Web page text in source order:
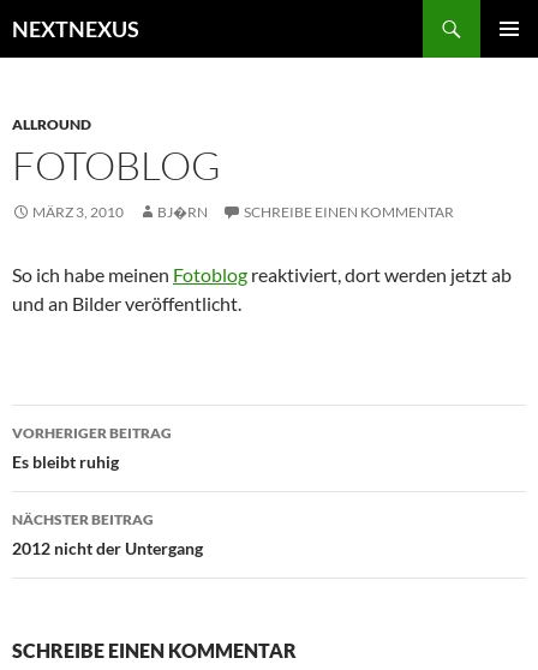
Inhalt
NEXTNEXUS
ALLROUND
FOTOBLOG
MÄRZ 3, 2010 BJ�RN SCHREIBE EINEN KOMMENTAR
So ich habe meinen Fotoblog reaktiviert, dort werden jetzt ab
und an Bilder veröffentlicht.
Beitragsnavigation
VORHERIGER BEITRAG
Es bleibt ruhig
NÄCHSTER BEITRAG
2012 nicht der Untergang
SCHREIBE EINEN KOMMENTAR